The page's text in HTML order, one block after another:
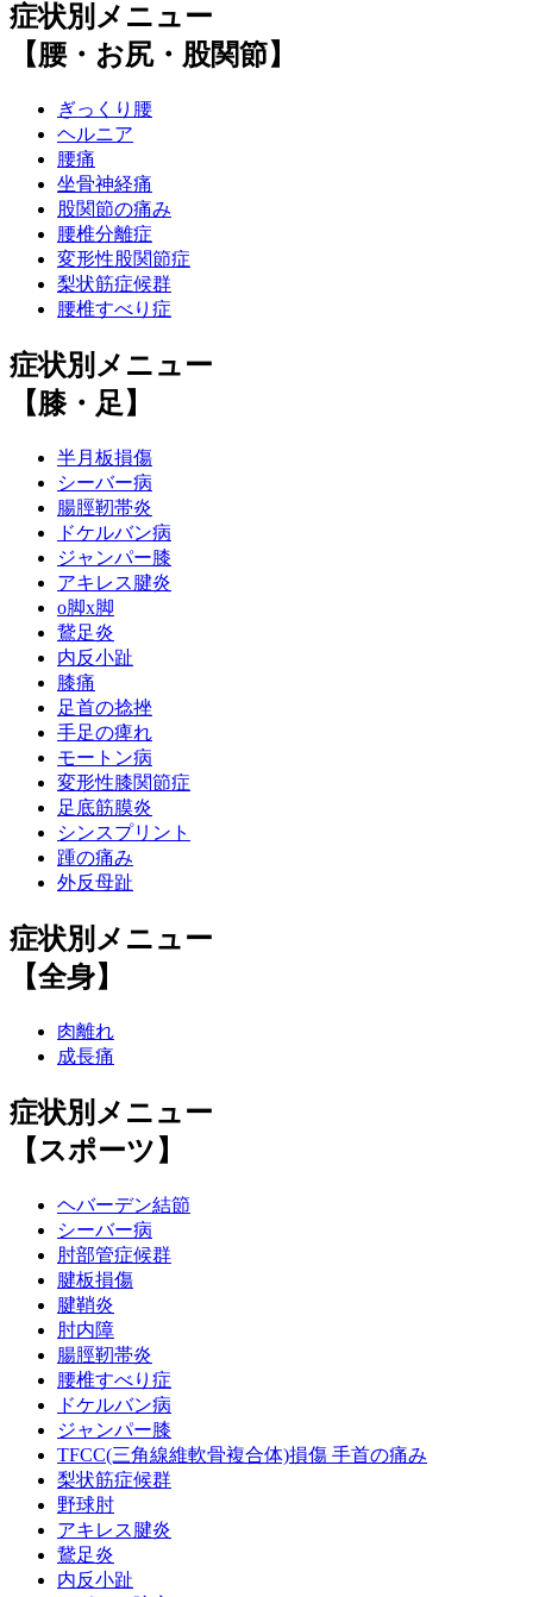
症状別メニュー
【腰・お尻・股関節】
ぎっくり腰
ヘルニア
腰痛
坐骨神経痛
股関節の痛み
腰椎分離症
変形性股関節症
梨状筋症候群
腰椎すべり症
症状別メニュー
【膝・足】
半月板損傷
シーバー病
腸脛靭帯炎
ドケルバン病
ジャンパー膝
アキレス腱炎
o脚x脚
鵞足炎
内反小趾
膝痛
足首の捻挫
手足の痺れ
モートン病
変形性膝関節症
足底筋膜炎
シンスプリント
踵の痛み
外反母趾
症状別メニュー
【全身】
肉離れ
成長痛
症状別メニュー
【スポーツ】
ヘバーデン結節
シーバー病
肘部管症候群
腱板損傷
腱鞘炎
肘内障
腸脛靭帯炎
腰椎すべり症
ドケルバン病
ジャンパー膝
TFCC(三角線維軟骨複合体)損傷 手首の痛み
梨状筋症候群
野球肘
アキレス腱炎
鵞足炎
内反小趾